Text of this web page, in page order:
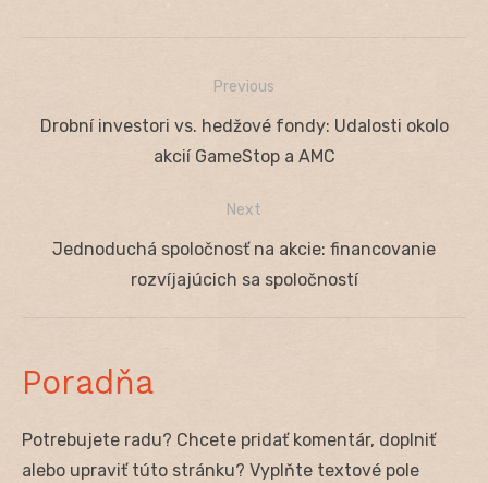
Navigácia
Previous
Previous
Drobní investori vs. hedžové fondy: Udalosti okolo
akcií GameStop a AMC
Next
Next
Jednoduchá spoločnosť na akcie: financovanie
rozvíjajúcich sa spoločností
Poradňa
Potrebujete radu? Chcete pridať komentár, doplniť
alebo upraviť túto stránku? Vyplňte textové pole